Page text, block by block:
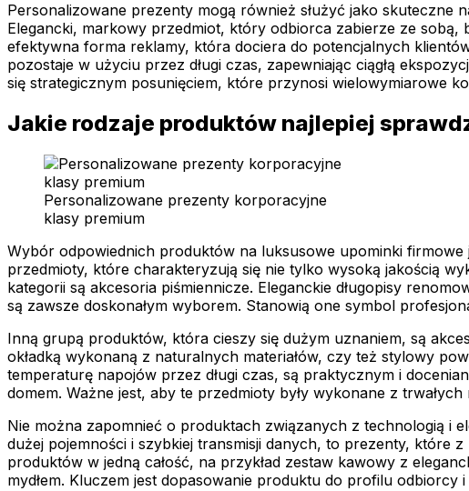
Personalizowane prezenty mogą również służyć jako
Elegancki, markowy przedmiot, który odbiorca zabierze ze sobą,
efektywna forma reklamy, która dociera do potencjalnych
pozostaje w użyciu przez długi czas, zapewniając ciągłą
się strategicznym posunięciem, które przynosi wielowymiarowe
Jakie rodzaje produktów najlepiej
Personalizowane prezenty korporacyjne
klasy premium
Wybór odpowiednich produktów na luksusowe upominki
przedmioty, które charakteryzują się nie tylko wysoką jakością
kategorii są akcesoria piśmiennicze. Eleganckie długopisy
są zawsze doskonałym wyborem. Stanowią one symbol
Inną grupą produktów, która cieszy się dużym uznaniem, są
okładką wykonaną z naturalnych materiałów, czy też stylowy
temperaturę napojów przez długi czas, są praktycznym i
domem. Ważne jest, aby te przedmioty były wykonane z
Nie można zapomnieć o produktach związanych z technologią i
dużej pojemności i szybkiej transmisji danych, to prezenty, które
produktów w jedną całość, na przykład zestaw kawowy z
mydłem. Kluczem jest dopasowanie produktu do profilu